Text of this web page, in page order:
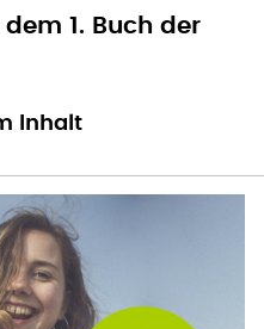
1. Buch der
Inhalt